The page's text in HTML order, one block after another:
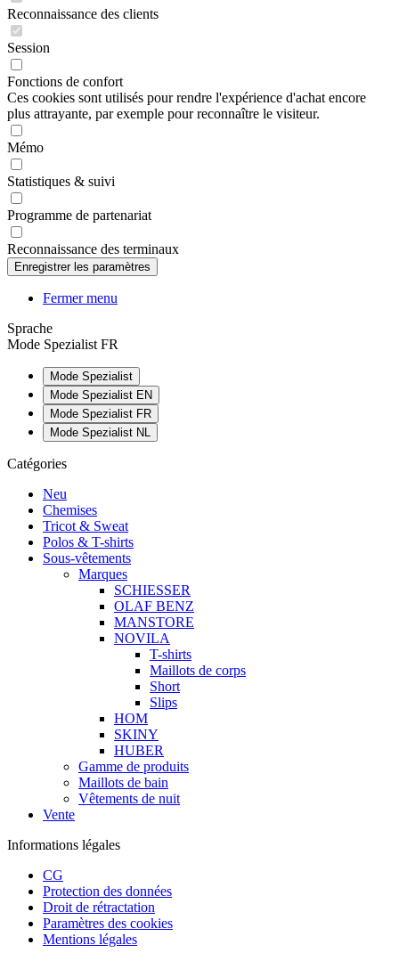
Reconnaissance des clients
Session
Fonctions de confort
Ces cookies sont utilisés pour rendre l'expérience d'achat encore
plus attrayante, par exemple pour reconnaître le visiteur.
Mémo
Statistiques & suivi
Programme de partenariat
Reconnaissance des terminaux
Fermer menu
Sprache
Mode Spezialist FR
Mode Spezialist
Mode Spezialist EN
Mode Spezialist FR
Mode Spezialist NL
Catégories
Neu
Chemises
Tricot & Sweat
Polos & T-shirts
Sous-vêtements
Marques
SCHIESSER
OLAF BENZ
MANSTORE
NOVILA
T-shirts
Maillots de corps
Short
Slips
HOM
SKINY
HUBER
Gamme de produits
Maillots de bain
Vêtements de nuit
Vente
Informations légales
CG
Protection des données
Droit de rétractation
Paramètres des cookies
Mentions légales